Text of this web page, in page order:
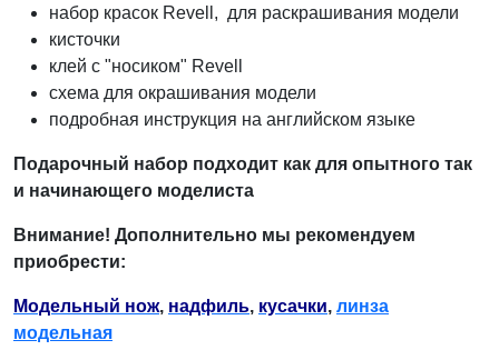
набор красок Revell, для раскрашивания модели
кисточки
клей с "носиком" Revell
схема для окрашивания модели
подробная инструкция на английском языке
Подарочный набор подходит как для опытного так
и начинающего моделиста
Внимание! Дополнительно мы рекомендуем
приобрести:
Модельный нож, надфиль, кусачки, линза
модельная